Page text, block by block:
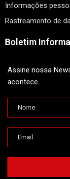
Informações
Rastreamento de
Boletim
Assine nossa
acontece.